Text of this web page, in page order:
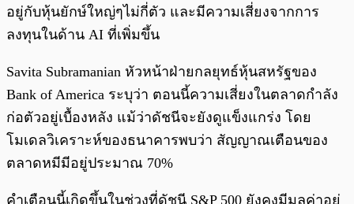
อยู่กับหุ้นยักษ์ใหญ่ๆไม่กี่ตัว และมีความเสี่ยงจากการ
ลงทุนในด้าน AI ที่เพิ่มขึ้น
Savita Subramanian หัวหน้าฝ่ายกลยุทธ์หุ้นสหรัฐของ
Bank of America ระบุว่า ตอนนี้ความเสี่ยงในตลาดกำลัง
ก่อตัวอยู่เบื้องหลัง แม้ว่าดัชนีจะยังดูแข็งแกร่ง โดย
โมเดลวิเคราะห์ของธนาคารพบว่า สัญญาณเตือนของ
ตลาดหมีมีอยู่ประมาณ 70%
คำเตือนนี้เกิดขึ้นในช่วงที่ดัชนี S&P 500 ยังคงมีมูลค่าอยู่